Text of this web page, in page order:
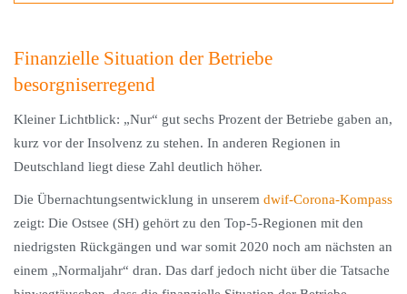
Finanzielle Situation der Betriebe
besorgniserregend
Kleiner Lichtblick: „Nur“ gut sechs Prozent der Betriebe gaben an,
kurz vor der Insolvenz zu stehen. In anderen Regionen in
Deutschland liegt diese Zahl deutlich höher.
Die Übernachtungsentwicklung in unserem dwif-Corona-Kompass
zeigt: Die Ostsee (SH) gehört zu den Top-5-Regionen mit den
niedrigsten Rückgängen und war somit 2020 noch am nächsten an
einem „Normaljahr“ dran. Das darf jedoch nicht über die Tatsache